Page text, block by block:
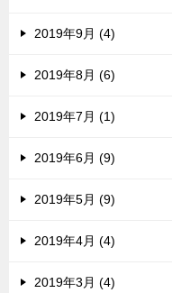
2019年9月 (4)
2019年8月 (6)
2019年7月 (1)
2019年6月 (9)
2019年5月 (9)
2019年4月 (4)
2019年3月 (4)